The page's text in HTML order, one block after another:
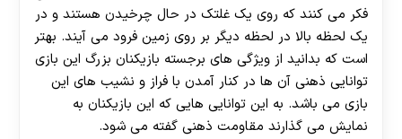
فکر می‌ کنند که روی یک غلتک در حال چرخیدن هستند و در
یک لحظه بالا در لحظه دیگر بر روی زمین فرود می آیند. بهتر
است که بدانید از ویژگی‌ های برجسته بازیکنان بزرگ این بازی
توانایی ذهنی آن ها در کنار آمدن با فراز و نشیب های این
بازی می باشد. به این توانایی هایی که این بازیکنان به
نمایش می‌ گذارند مقاومت ذهنی گفته می‌ شود.